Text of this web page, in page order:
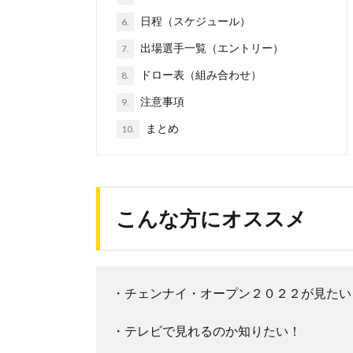
6. 日程（スケジュール）
7. 出場選手一覧（エントリー）
8. ドロー表（組み合わせ）
9. 注意事項
10. まとめ
こんな方にオススメ
・チェンナイ・オープン２０２２が見た
・テレビで見れるのか知りたい！